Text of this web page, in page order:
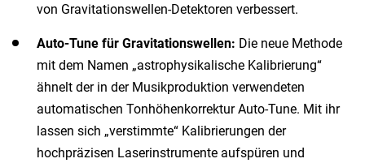
von Gravitationswellen-Detektoren verbessert.
Auto-Tune für Gravitationswellen: Die neue Methode
mit dem Namen „astrophysikalische Kalibrierung“
ähnelt der in der Musikproduktion verwendeten
automatischen Tonhöhenkorrektur Auto-Tune. Mit ihr
lassen sich „verstimmte“ Kalibrierungen der
hochpräzisen Laserinstrumente aufspüren und